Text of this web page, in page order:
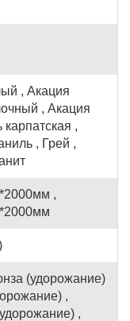
, Акация
, Акация
,
, Грей ,
,
(удорожание)
,
,